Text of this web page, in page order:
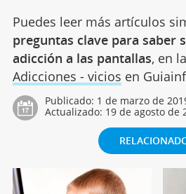
Puedes leer más artículos
preguntas clave para saber
adicción a las pantallas, en
Adicciones - vicios en
Publicado: 1 de marzo de
Actualizado: 19 de agosto de